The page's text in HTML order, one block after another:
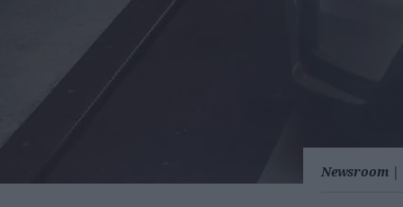
Newsroom |